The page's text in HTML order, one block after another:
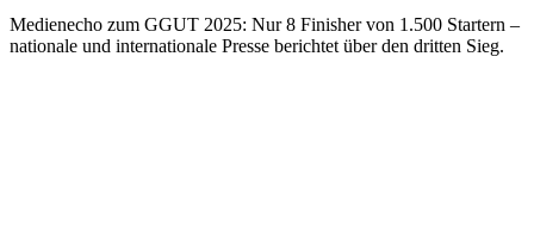
Medienecho zum GGUT 2025: Nur 8 Finisher von 1.500 Startern –
nationale und internationale Presse berichtet über den dritten Sieg.